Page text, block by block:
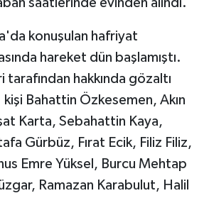
saatlerinde evinden alındı.
konuşulan hafriyat
hareket dün başlamıştı.
tarafından hakkında gözaltı
kişi Bahattin Özkesemen, Akın
Karta, Sebahattin Kaya,
Gürbüz, Fırat Ecik, Filiz Filiz,
Emre Yüksel, Burcu Mehtap
Ramazan Karabulut, Halil